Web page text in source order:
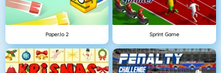
Paper.io 2 Sprint Game